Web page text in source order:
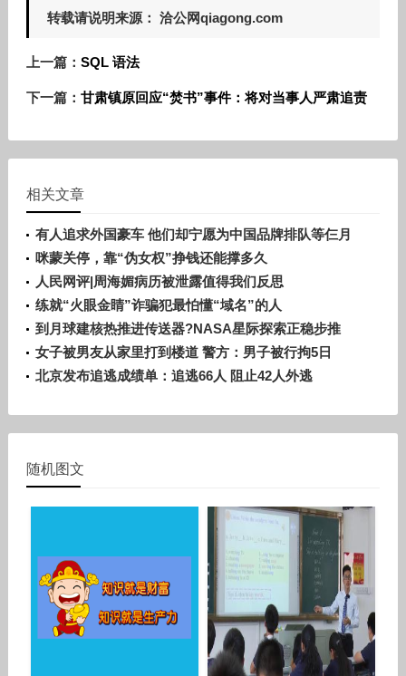
转载请说明来源： 洽公网qiagong.com
上一篇： SQL 语法
下一篇： 甘肃镇原回应“焚书”事件：将对当事人严肃追责
相关文章
有人追求外国豪车 他们却宁愿为中国品牌排队等仨月
咪蒙关停，靠“伪女权”挣钱还能撑多久
人民网评|周海媚病历被泄露值得我们反思
练就“火眼金睛”诈骗犯最怕懂“域名”的人
到月球建核热推进传送器?NASA星际探索正稳步推
进
女子被男友从家里打到楼道 警方：男子被行拘5日
北京发布追逃成绩单：追逃66人 阻止42人外逃
随机图文